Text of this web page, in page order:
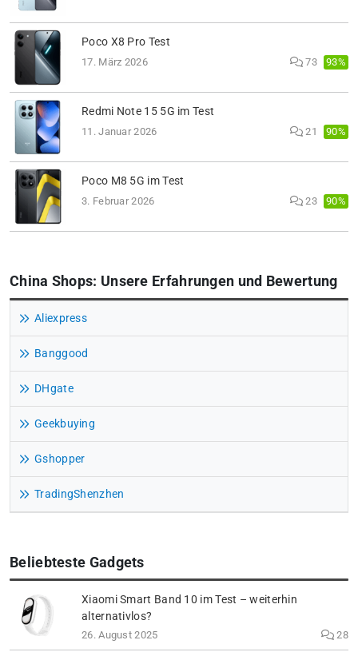
Poco X8 Pro Test
17. März 2026 73 93%
Redmi Note 15 5G im Test
11. Januar 2026 21 90%
Poco M8 5G im Test
3. Februar 2026 23 90%
China Shops: Unsere Erfahrungen und Bewertung
Aliexpress
Banggood
DHgate
Geekbuying
Gshopper
TradingShenzhen
Beliebteste Gadgets
Xiaomi Smart Band 10 im Test – weiterhin
alternativlos?
26. August 2025 28